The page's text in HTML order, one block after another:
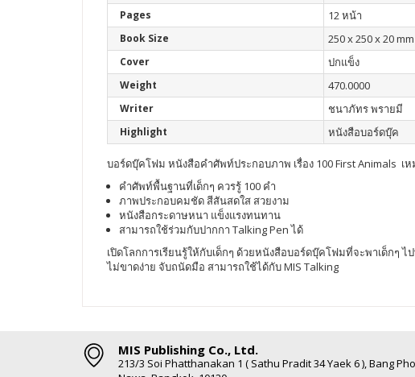
Pages 12 หน้า
Book Size 250 x 250 x 20 mm
Cover ปกแข็ง
Weight 470.0000
Writer ชนาภัทร พรายมี
Highlight หนังสือบอร์ดบุ๊ค
บอร์ดบุ๊คโฟม หนังสือคำศัพท์ประกอบภาพ เรื่อง 100 First Animals เห
คำศัพท์พื้นฐานที่เด็กๆ ควรรู้ 100 คำ
ภาพประกอบคมชัด สีสันสดใส สวยงาม
หนังสือกระดาษหนา แข็งแรงทนทาน
สามารถใช้ร่วมกับปากกา Talking Pen ได้
เปิดโลกการเรียนรู้ให้กับเด็กๆ ด้วยหนังสือบอร์ดบุ๊คโฟมที่จะพาเด็ก
ไม่ขาดง่าย จับถนัดมือ สามารถใช้ได้กับ MIS Talking
MIS Publishing Co., Ltd.
213/3 Soi Phatthanakan 1 ( Sathu Pradit 34 Yaek 6 ), Bang